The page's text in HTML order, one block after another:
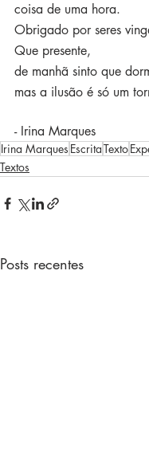
coisa de uma hora.
Obrigado por seres
Que presente,
de manhã sinto que
mas a ilusão é só um
- Irina Marques
Irina Marques EscritaTexto
Textos
Posts recentes